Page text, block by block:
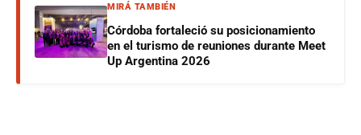
MIRÁ TAMBIÉN
Córdoba fortaleció su posicionamiento
en el turismo de reuniones durante Meet
Up Argentina 2026